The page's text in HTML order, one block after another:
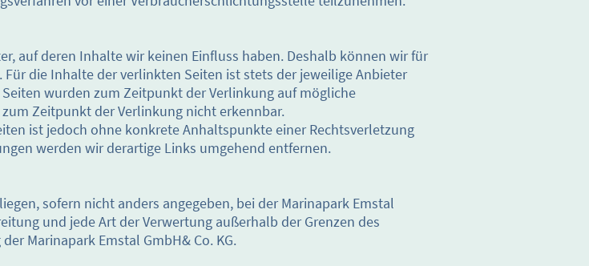
auf deren Inhalte wir keinen Einfluss haben. Deshalb können wir für
die Inhalte der verlinkten Seiten ist stets der jeweilige Anbieter
wurden zum Zeitpunkt der Verlinkung auf mögliche
Zeitpunkt der Verlinkung nicht erkennbar.
ist jedoch ohne konkrete Anhaltspunkte einer Rechtsverletzung
werden wir derartige Links umgehend entfernen.
sofern nicht anders angegeben, bei der Marinapark Emstal
und jede Art der Verwertung außerhalb der Grenzen des
Marinapark Emstal GmbH& Co. KG.